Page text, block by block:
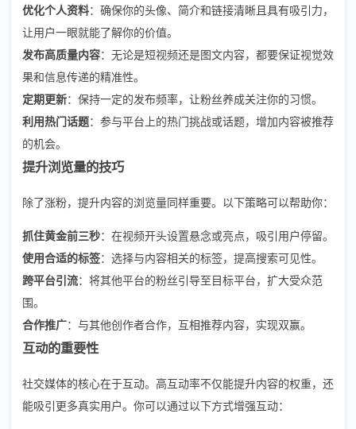
优化个人资料：确保你的头像、简介和链接清晰且具有吸引力，
让用户一眼就能了解你的价值。
发布高质量内容：无论是短视频还是图文内容，都要保证视觉效
果和信息传递的精准性。
定期更新：保持一定的发布频率，让粉丝养成关注你的习惯。
利用热门话题：参与平台上的热门挑战或话题，增加内容被推荐
的机会。
提升浏览量的技巧
除了涨粉，提升内容的浏览量同样重要。以下策略可以帮助你：
抓住黄金前三秒：在视频开头设置悬念或亮点，吸引用户停留。
使用合适的标签：选择与内容相关的标签，提高搜索可见性。
跨平台引流：将其他平台的粉丝引导至目标平台，扩大受众范
围。
合作推广：与其他创作者合作，互相推荐内容，实现双赢。
互动的重要性
社交媒体的核心在于互动。高互动率不仅能提升内容的权重，还
能吸引更多真实用户。你可以通过以下方式增强互动：